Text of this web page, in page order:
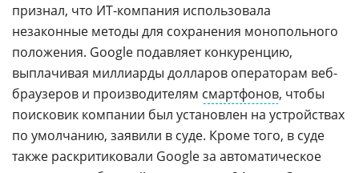
признал, что ИТ-компания использовала
незаконные методы для сохранения монопольного
положения. Google подавляет конкуренцию,
выплачивая миллиарды долларов операторам веб-
браузеров и производителям смартфонов, чтобы
поисковик компании был установлен на устройствах
по умолчанию, заявили в суде. Кроме того, в суде
также раскритиковали Google за автоматическое